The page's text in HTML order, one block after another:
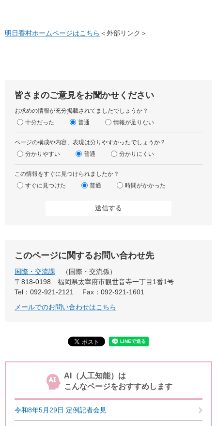
明日香村ホームページはこちら ＜外部リンク＞
皆さまのご意見をお聞かせください
お求めの情報が充分掲載されてましたでしょうか？
十分だった
普通 情報が足りない
ページの構成や内容、表現は分りやすかったでしょうか？
分かりやすい
普通 分かりにくい
この情報をすぐに見つけられましたか？
すぐに見つけた
普通 時間がかかった
このページに関するお問い合わせ先
国際・交流課
国際・交流係
〒818-0198
福岡県太宰府市観世音寺一丁目1番1号
Tel：092-921-2121
Fax：092-921-1601
メールでのお問い合わせはこちら
AI（人工知能）は
こんなページをおすすめします
令和8年5月29日 定例記者会見